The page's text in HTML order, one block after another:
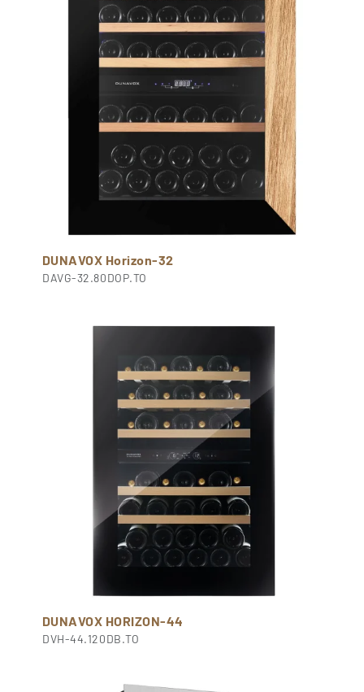
DUNAVOX Horizon-32
DAVG-32.80DOP.TO
DUNAVOX HORIZON-44
DVH-44.120DB.TO